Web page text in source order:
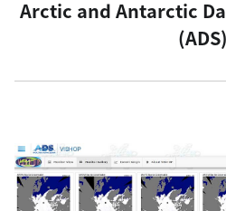
Arctic and Antarctic
(ADS)